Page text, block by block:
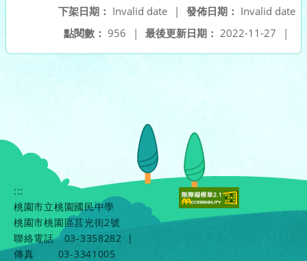
發佈日期： Invalid date
下架日期： Invalid date
|
最後更新日期： 2022-11-27 |
點閱數： 956 |
:::
桃園市立桃園國民中學
桃園市桃園區莒光街2號
聯絡電話
03-3358282
|
傳真
03-3341005